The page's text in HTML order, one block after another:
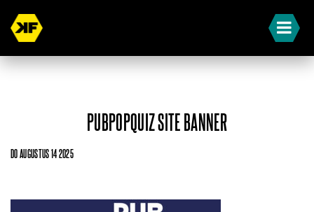
PUBPOPQUIZ SITE BANNER
DO AUGUSTUS 14 2025